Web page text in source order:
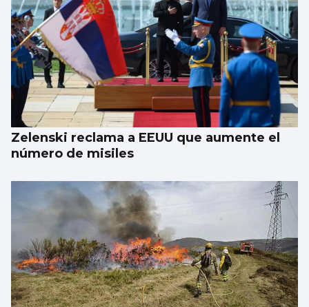
Zelenski reclama a EEUU que aumente el
número de misiles